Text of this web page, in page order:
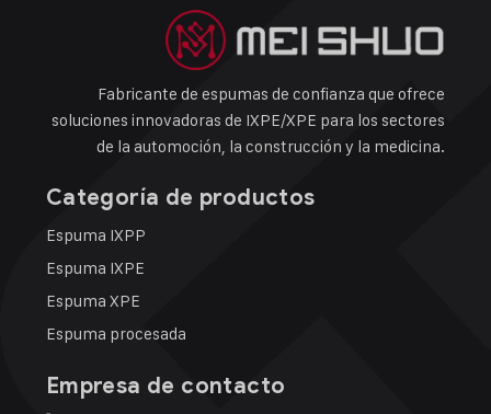
Fabricante de espumas de confianza que ofrece
soluciones innovadoras de IXPE/XPE para los sectores
de la automoción, la construcción y la medicina.
Categoría de productos
Espuma IXPP
Espuma IXPE
Espuma XPE
Espuma procesada
Empresa de contacto